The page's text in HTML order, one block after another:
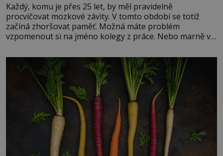
Každý, komu je přes 25 let, by měl pravidelně
procvičovat mozkové závity. V tomto období se totiž
začíná zhoršovat paměť. Možná máte problém
vzpomenout si na jméno kolegy z práce. Nebo marně v
Je to opravdu tak, s věkem jako kdyby se paměť
rozhodla stávkovat. Cvičte